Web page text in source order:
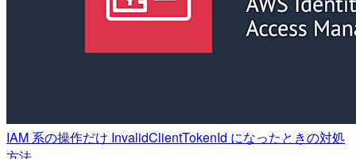
IAM 系の操作だけ InvalidClientTokenId になったときの対処